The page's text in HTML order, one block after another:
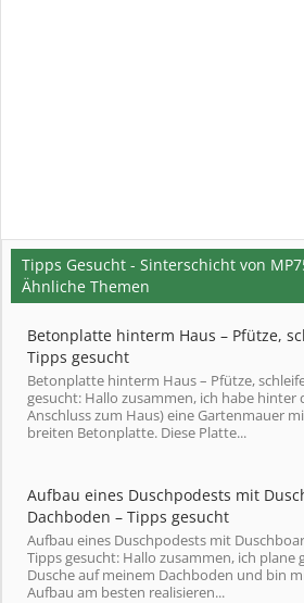
Tipps Gesucht - Sinterschicht von
Ähnliche Themen
Betonplatte hinterm Haus – Pfütze,
Tipps gesucht
Betonplatte hinterm Haus – Pfütze,
gesucht: Hallo zusammen, ich habe hinter
Anschluss zum Haus) eine Gartenmauer
breiten Betonplatte. Diese Platte...
Aufbau eines Duschpodests mit
Dachboden – Tipps gesucht
Aufbau eines Duschpodests mit
Tipps gesucht: Hallo zusammen, ich plane
Dusche auf meinem Dachboden und bin
Aufbau am besten realisieren...